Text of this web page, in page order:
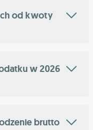
od kwoty
w 2026
brutto